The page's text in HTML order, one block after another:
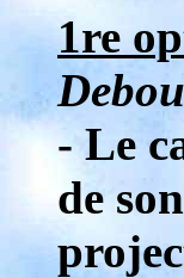
1re
- Le
de